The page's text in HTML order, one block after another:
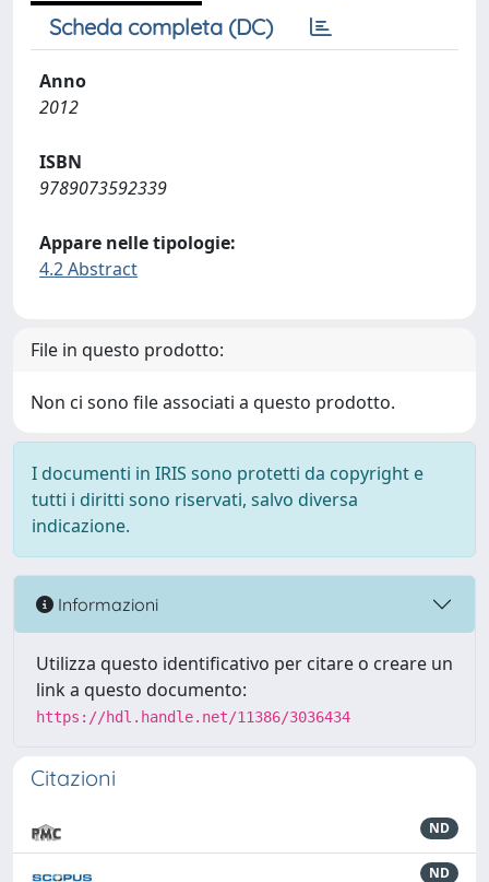
Scheda completa (DC)
Anno
2012
ISBN
9789073592339
Appare nelle tipologie:
4.2 Abstract
File in questo prodotto:
Non ci sono file associati a questo prodotto.
I documenti in IRIS sono protetti da copyright e
tutti i diritti sono riservati, salvo diversa
indicazione.
Informazioni
Utilizza questo identificativo per citare o creare un
link a questo documento:
https://hdl.handle.net/11386/3036434
Citazioni
ND
ND